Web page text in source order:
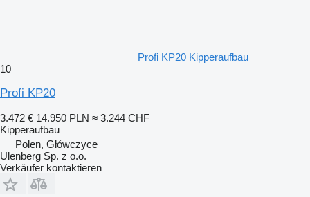
Profi KP20 Kipperaufbau
10
Profi KP20
3.472 € 14.950 PLN ≈ 3.244 CHF
Kipperaufbau
Polen, Główczyce
Ulenberg Sp. z o.o.
Verkäufer kontaktieren